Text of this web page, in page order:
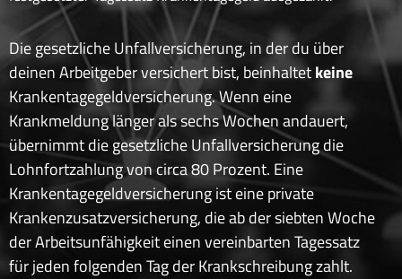
Die gesetzliche Unfallversicherung, in der du über
deinen Arbeitgeber versichert bist, beinhaltetkeine
Krankentagegeldversicherung. Wenn eine
Krankmeldung länger als sechs Wochen andauert,
übernimmt die gesetzliche Unfallversicherung die
Lohnfortzahlung von circa 80 Prozent. Eine
Krankentagegeldversicherung ist eine private
Krankenzusatzversicherung, die ab der siebten Woche
der Arbeitsunfähigkeit einen vereinbarten Tagessatz
für jeden folgenden Tag der Krankschreibung zahlt.